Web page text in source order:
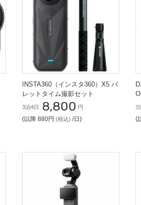
INSTA360（インスタ360）X5 バ
レットタイム撮影セット
3泊4日 8,800 円
(以降 880円 (税込) /日)
3
(